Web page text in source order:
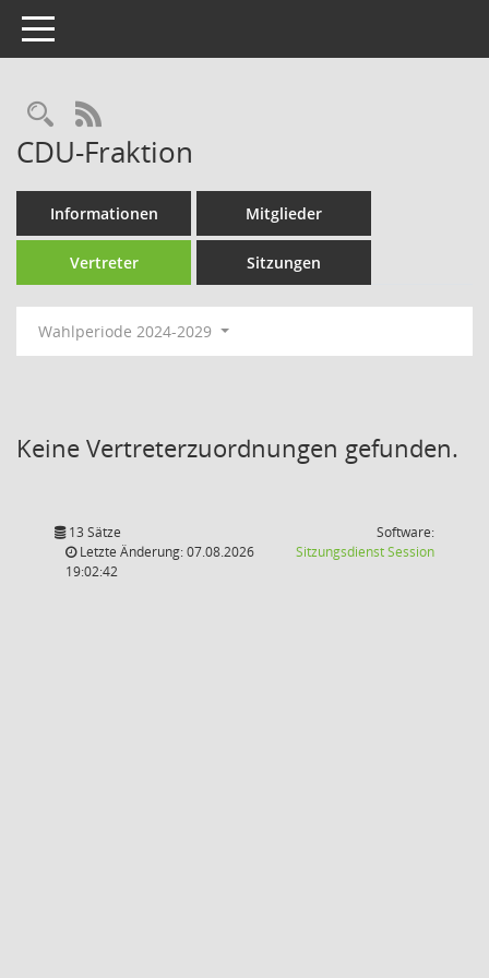
Toggle navigation
Rechercheauswahl
RSS-Feed
CDU-Fraktion
Informationen Mitglieder
Vertreter Sitzungen
Wahlperiode 2024-2029
Keine Vertreterzuordnungen gefunden.
13 Sätze
Letzte Änderung: 07.08.2026
19:02:42
Software:
SitzungsdienstSession(Wird in